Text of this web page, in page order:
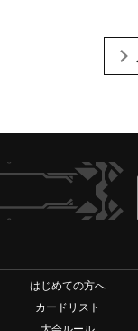
はじめての方へ
カードリスト